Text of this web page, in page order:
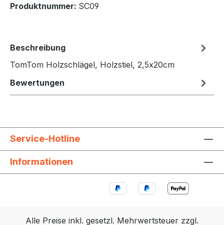
Produktnummer: SC09
Beschreibung
TomTom Holzschlägel, Holzstiel, 2,5x20cm
Bewertungen
Service-Hotline
Informationen
Alle Preise inkl. gesetzl. Mehrwertsteuer zzgl.